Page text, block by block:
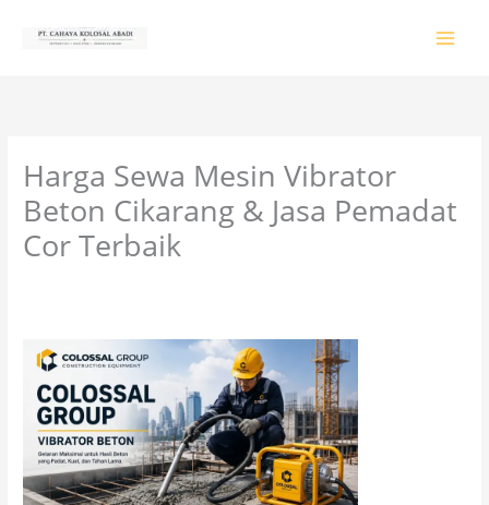
Harga Sewa Mesin Vibrator
Beton Cikarang & Jasa Pemadat
Cor Terbaik